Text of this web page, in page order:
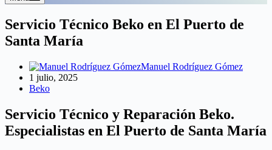
Servicio Técnico Beko en El Puerto de
Santa María
Manuel Rodríguez Gómez
1 julio, 2025
Beko
Servicio Técnico y Reparación Beko.
Especialistas en El Puerto de Santa María